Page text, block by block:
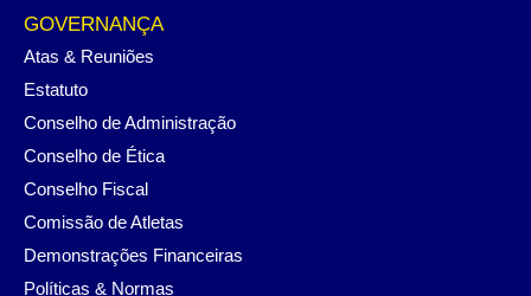
GOVERNANÇA
Atas & Reuniões
Estatuto
Conselho de Administração
Conselho de Ética
Conselho Fiscal
Comissão de Atletas
Demonstrações Financeiras
Políticas & Normas